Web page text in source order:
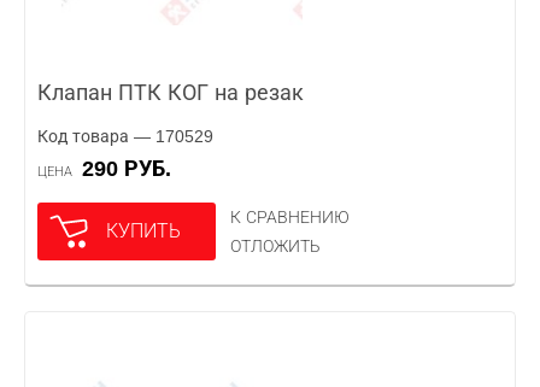
Клапан ПТК КОГ на резак
Код товара — 170529
ЦЕНА 290 РУБ.
КУПИТЬ
К СРАВНЕНИЮ
ОТЛОЖИТЬ